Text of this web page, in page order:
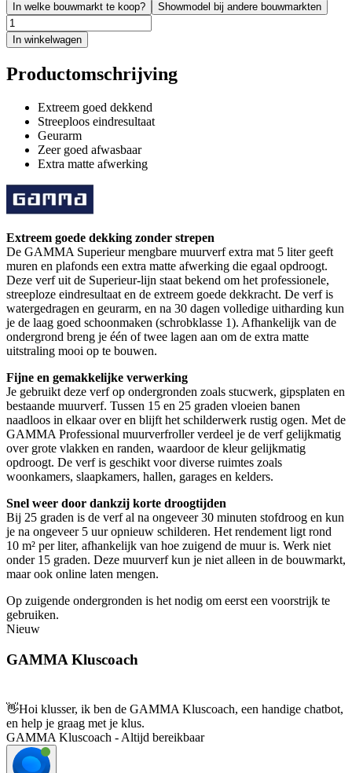
In welke bouwmarkt te koop? Showmodel bij andere bouwmarkten
In winkelwagen
Productomschrijving
Extreem goed dekkend
Streeploos eindresultaat
Geurarm
Zeer goed afwasbaar
Extra matte afwerking
Extreem goede dekking zonder strepen
De GAMMA Superieur mengbare muurverf extra mat 5 liter geeft
muren en plafonds een extra matte afwerking die egaal opdroogt.
Deze verf uit de Superieur-lijn staat bekend om het professionele,
streeploze eindresultaat en de extreem goede dekkracht. De verf is
watergedragen en geurarm, en na 30 dagen volledige uitharding kun
je de laag goed schoonmaken (schrobklasse 1). Afhankelijk van de
ondergrond breng je één of twee lagen aan om de extra matte
uitstraling mooi op te bouwen.
Fijne en gemakkelijke verwerking
Je gebruikt deze verf op ondergronden zoals stucwerk, gipsplaten en
bestaande muurverf. Tussen 15 en 25 graden vloeien banen
naadloos in elkaar over en blijft het schilderwerk rustig ogen. Met de
GAMMA Professional muurverfroller verdeel je de verf gelijkmatig
over grote vlakken en randen, waardoor de kleur gelijkmatig
opdroogt. De verf is geschikt voor diverse ruimtes zoals
woonkamers, slaapkamers, hallen, garages en kelders.
Snel weer door dankzij korte droogtijden
Bij 25 graden is de verf al na ongeveer 30 minuten stofdroog en kun
je na ongeveer 5 uur opnieuw schilderen. Het rendement ligt rond
10 m² per liter, afhankelijk van hoe zuigend de muur is. Werk niet
onder 15 graden. Deze muurverf kun je niet alleen in de bouwmarkt,
maar ook online laten mengen.
Op zuigende ondergronden is het nodig om eerst een voorstrijk te
gebruiken.
Nieuw
GAMMA Kluscoach
👋Hoi klusser, ik ben de GAMMA Kluscoach, een handige chatbot,
en help je graag met je klus.
GAMMA Kluscoach - Altijd bereikbaar